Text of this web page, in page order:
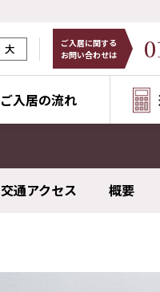
大
ご入居に関する
お問い合わせは
ご入居の流れ
交通アクセス 概要